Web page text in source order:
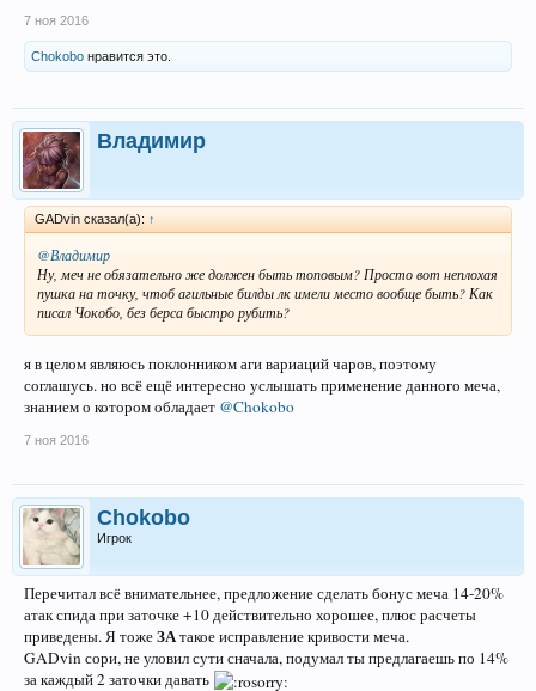
7 ноя 2016
Chokobo нравится это.
Владимир
GADvin сказал(а): ↑
@Владимир
Ну, меч не обязательно же должен быть топовым? Просто вот неплохая
пушка на точку, чтоб агильные билды лк имели место вообще быть? Как
писал Чокобо, без берса быстро рубить?
я в целом являюсь поклонником аги вариаций чаров, поэтому
соглашусь. но всё ещё интересно услышать применение данного меча,
знанием о котором обладает @Chokobo
7 ноя 2016
Chokobo
Игрок
Перечитал всё внимательнее, предложение сделать бонус меча 14-20%
атак спида при заточке +10 действительно хорошее, плюс расчеты
приведены. Я тожеЗАтакое исправление кривости меча.
GADvin сори, не уловил сути сначала, подумал ты предлагаешь по 14%
за каждый 2 заточки давать